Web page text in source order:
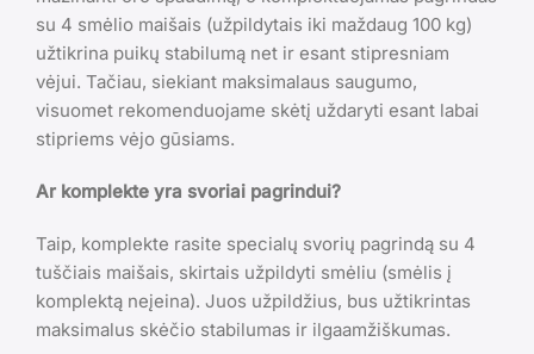
su 4 smėlio maišais (užpildytais iki maždaug 100 kg)
užtikrina puikų stabilumą net ir esant stipresniam
vėjui. Tačiau, siekiant maksimalaus saugumo,
visuomet rekomenduojame skėtį uždaryti esant labai
stipriems vėjo gūsiams.
Ar komplekte yra svoriai pagrindui?
Taip, komplekte rasite specialų svorių pagrindą su 4
tuščiais maišais, skirtais užpildyti smėliu (smėlis į
komplektą neįeina). Juos užpildžius, bus užtikrintas
maksimalus skėčio stabilumas ir ilgaamžiškumas.